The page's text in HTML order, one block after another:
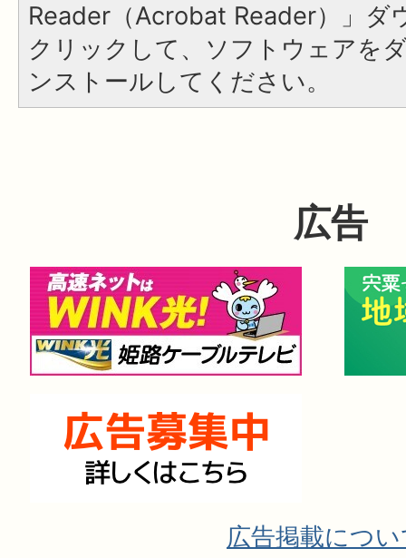
Reader（Acrobat Reader）」ダ
クリックして、ソフトウェアを
ンストールしてください。
広告
広告掲載につ